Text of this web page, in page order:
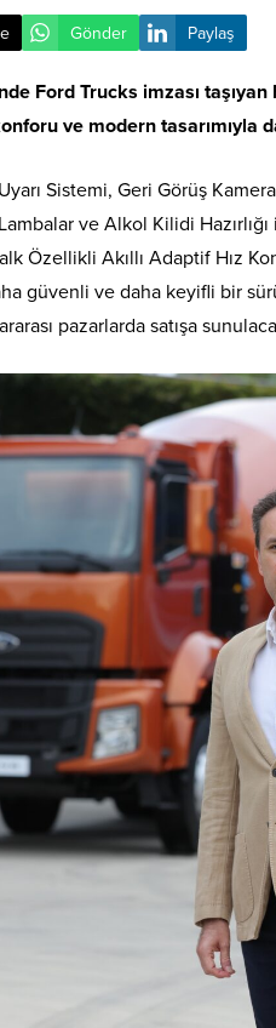
Gönder Paylaş
Ford Trucks imzası
ve modern tasarımıyla
Sistemi, Geri Görüş
ve Alkol Kilidi
Özellikli Akıllı Adaptif Hız
güvenli ve daha keyifli bir
pazarlarda satışa